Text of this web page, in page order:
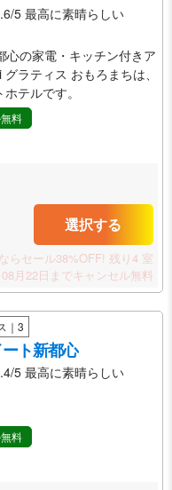
5 最高に素晴らしい
心の家電・キッチン付きア
ラティス おもろまちは、
テルです。
料
選択する
らセール38%OFF! 残り4 室
08月22日までキャンセル無料
｜3
ト新都心
5 最高に素晴らしい
料